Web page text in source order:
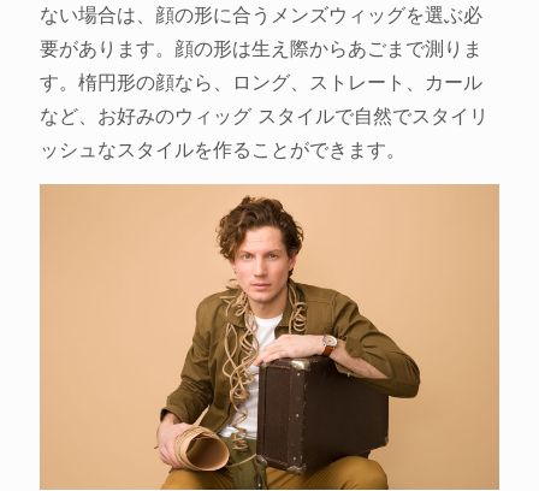
ない場合は、顔の形に合うメンズウィッグを選ぶ必
要があります。顔の形は生え際からあごまで測りま
す。楕円形の顔なら、ロング、ストレート、カール
など、お好みのウィッグ スタイルで自然でスタイリ
ッシュなスタイルを作ることができます。